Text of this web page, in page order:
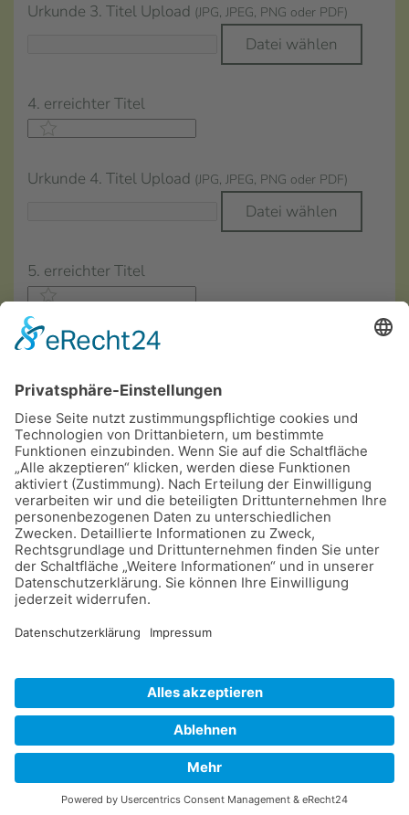
Urkunde 3. Titel Upload (JPG, JPEG, PNG oder PDF)
Datei wählen
4. erreichter Titel
Urkunde 4. Titel Upload (JPG, JPEG, PNG oder PDF)
Datei wählen
5. erreichter Titel
Urkunde 5. Titel Upload
Löschen Senden
Deutschland e.V.
Datenschutz Cookie-Einstellungen